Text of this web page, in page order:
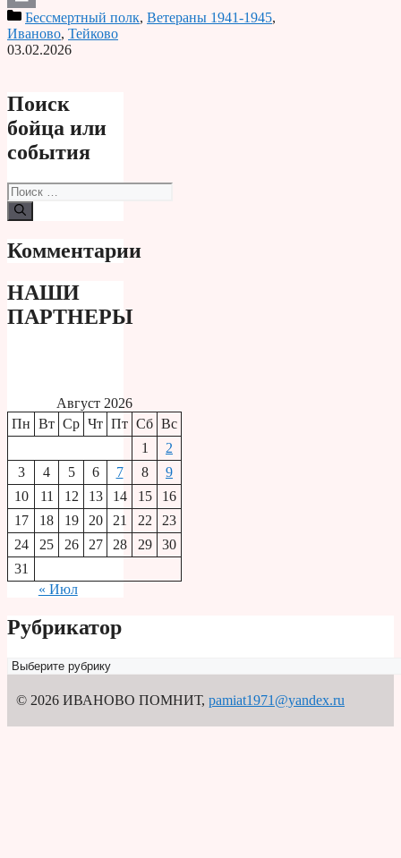
PrintБессмертный полк, Ветераны 1941-1945,
Иваново, Тейково
03.02.2026
Поиск
бойца или
события
Поиск:
Комментарии
НАШИ
ПАРТНЕРЫ
Август 2026
Пн Вт Ср Чт Пт Сб Вс
1
2
3
4 5 6 7 8
9
10
11 12 13 14 15
16
17
18 19 20 21 22
23
24
25 26 27 28 29
30
31
« Июл
Рубрикатор
Рубрикатор
© 2026 ИВАНОВО ПОМНИТ, pamiat1971@yandex.ru